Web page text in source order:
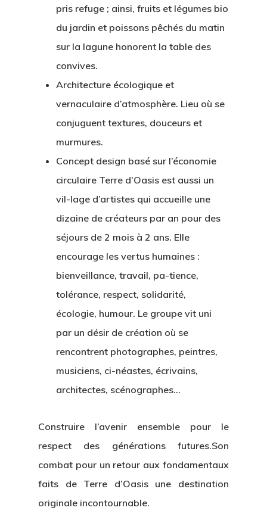
pris refuge ; ainsi, fruits et légumes bio
du jardin et poissons pêchés du matin
sur la lagune honorent la table des
convives.
Architecture écologique et
vernaculaire d’atmosphère. Lieu où se
conjuguent textures, douceurs et
murmures.
Concept design basé sur l’économie
circulaire Terre d’Oasis est aussi un
vil-lage d’artistes qui accueille une
dizaine de créateurs par an pour des
séjours de 2 mois à 2 ans. Elle
encourage les vertus humaines :
bienveillance, travail, pa-tience,
tolérance, respect, solidarité,
écologie, humour. Le groupe vit uni
par un désir de création où se
rencontrent photographes, peintres,
musiciens, ci-néastes, écrivains,
architectes, scénographes…
Construire l’avenir ensemble pour le
respect des générations futures.Son
combat pour un retour aux fondamentaux
faits de Terre d’Oasis une destination
originale incontournable.